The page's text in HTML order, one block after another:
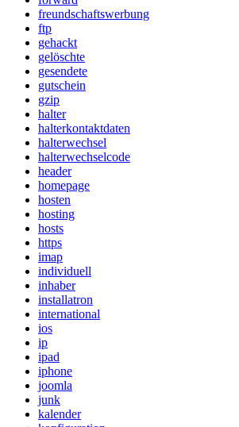
freundschaftswerbung
ftp
gehackt
gelöschte
gesendete
gutschein
gzip
halter
halterkontaktdaten
halterwechsel
halterwechselcode
header
homepage
hosten
hosting
hosts
https
imap
individuell
inhaber
installatron
international
ios
ip
ipad
iphone
joomla
junk
kalender